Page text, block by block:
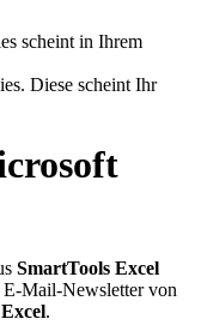
scheint in Ihrem
Diese scheint Ihr
SmartTools Excel
E-Mail-Newsletter von
.